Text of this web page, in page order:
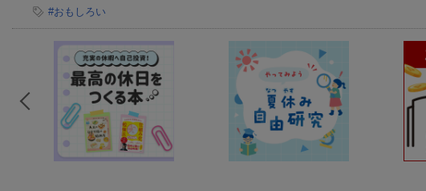
#おもしろい